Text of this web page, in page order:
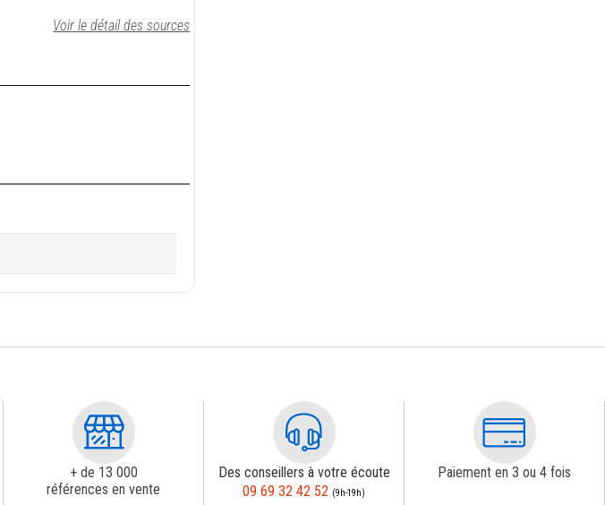
Voir le détail des sources
+ de 13 000
références en vente
Des conseillers à votre écoute
09 69 32 42 52 (9h-19h)
Paiement en 3 ou 4 fois